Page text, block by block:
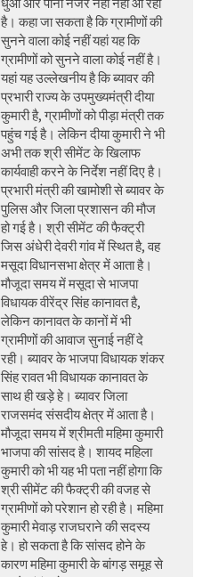
है। कहा जा सकता है कि ग्रामीणों की
सुनने वाला कोई नहीं यहां यह कि
ग्रामीणों को सुनने वाला कोई नहीं है।
यहां यह उल्लेखनीय है कि ब्यावर की
प्रभारी राज्य के उपमुख्यमंत्री दीया
कुमारी है, ग्रामीणों को पीड़ा मंत्री तक
पहुंच गई है। लेकिन दीया कुमारी ने भी
अभी तक श्री सीमेंट के खिलाफ
कार्यवाही करने के निर्देश नहीं दिए है।
प्रभारी मंत्री की खामोशी से ब्यावर के
पुलिस और जिला प्रशासन की मौज
हो गई है। श्री सीमेंट की फैक्ट्री
जिस अंधेरी देवरी गांव में स्थित है, वह
मसूदा विधानसभा क्षेत्र में आता है।
मौजूदा समय में मसूदा से भाजपा
विधायक वीरेंद्र सिंह कानावत है,
लेकिन कानावत के कानों में भी
ग्रामीणों की आवाज सुनाई नहीं दे
रही। ब्यावर के भाजपा विधायक शंकर
सिंह रावत भी विधायक कानावत के
साथ ही खड़े हे। ब्यावर जिला
राजसमंद संसदीय क्षेत्र में आता है।
मौजूदा समय में श्रीमती महिमा कुमारी
भाजपा की सांसद है। शायद महिला
कुमारी को भी यह भी पता नहीं होगा कि
श्री सीमेंट की फैक्ट्री की वजह से
ग्रामीणों को परेशान हो रही है। महिमा
कुमारी मेवाड़ राजघराने की सदस्य
हे। हो सकता है कि सांसद होने के
कारण महिमा कुमारी के बांगड़ समूह से